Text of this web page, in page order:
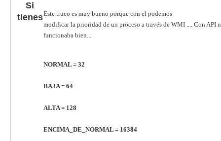
Este truco es muy bueno porque con el podemos
modificar la prioridad de un proceso a través de WMI .... Con API
funcionaba bien...
NORMAL = 32
BAJA = 64
ALTA = 128
ENCIMA_DE_NORMAL = 16384
Si
tienes